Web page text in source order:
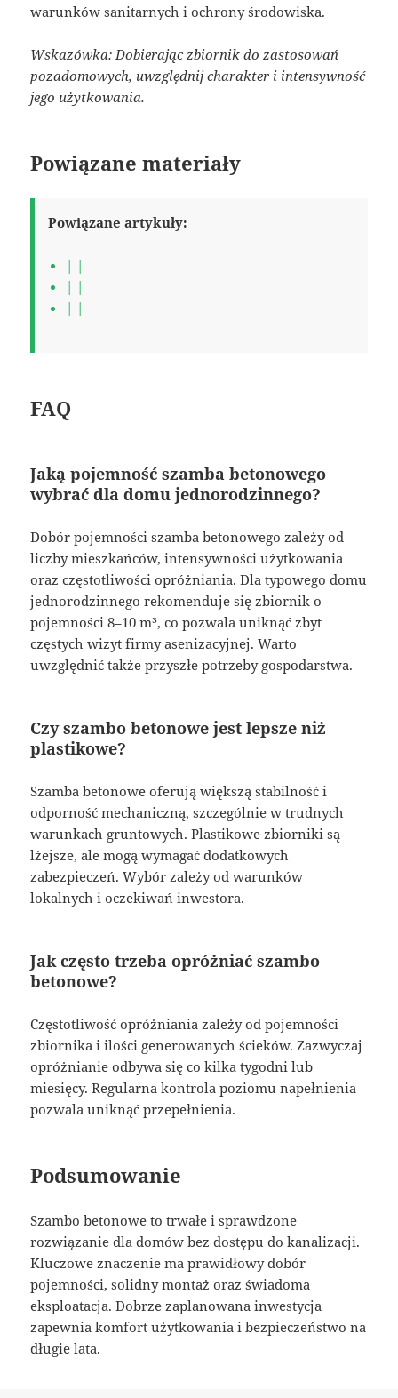
warunków sanitarnych i ochrony środowiska.
Wskazówka: Dobierając zbiornik do zastosowań
pozadomowych, uwzględnij charakter i intensywność
jego użytkowania.
Powiązane materiały
Powiązane artykuły:
| |
| |
| |
FAQ
Jaką pojemność szamba betonowego
wybrać dla domu jednorodzinnego?
Dobór pojemności szamba betonowego zależy od
liczby mieszkańców, intensywności użytkowania
oraz częstotliwości opróżniania. Dla typowego domu
jednorodzinnego rekomenduje się zbiornik o
pojemności 8–10 m³, co pozwala uniknąć zbyt
częstych wizyt firmy asenizacyjnej. Warto
uwzględnić także przyszłe potrzeby gospodarstwa.
Czy szambo betonowe jest lepsze niż
plastikowe?
Szamba betonowe oferują większą stabilność i
odporność mechaniczną, szczególnie w trudnych
warunkach gruntowych. Plastikowe zbiorniki są
lżejsze, ale mogą wymagać dodatkowych
zabezpieczeń. Wybór zależy od warunków
lokalnych i oczekiwań inwestora.
Jak często trzeba opróżniać szambo
betonowe?
Częstotliwość opróżniania zależy od pojemności
zbiornika i ilości generowanych ścieków. Zazwyczaj
opróżnianie odbywa się co kilka tygodni lub
miesięcy. Regularna kontrola poziomu napełnienia
pozwala uniknąć przepełnienia.
Podsumowanie
Szambo betonowe to trwałe i sprawdzone
rozwiązanie dla domów bez dostępu do kanalizacji.
Kluczowe znaczenie ma prawidłowy dobór
pojemności, solidny montaż oraz świadoma
eksploatacja. Dobrze zaplanowana inwestycja
zapewnia komfort użytkowania i bezpieczeństwo na
długie lata.